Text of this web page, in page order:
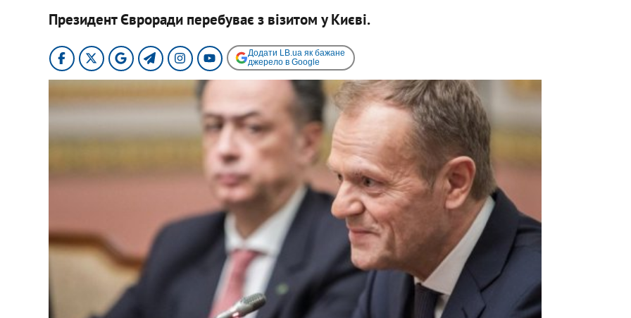
Президент Євроради перебуває з візитом у Києві.
Додати LB.ua як бажане
джерело в Google